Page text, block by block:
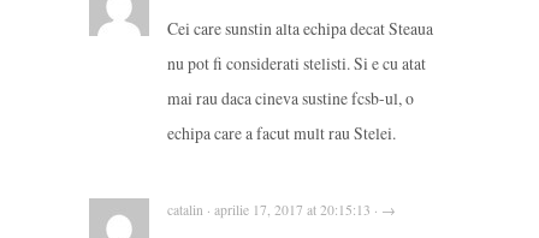
Cei care sunstin alta echipa decat Steaua
nu pot fi considerati stelisti. Si e cu atat
mai rau daca cineva sustine fcsb-ul, o
echipa care a facut mult rau Stelei.
catalin · aprilie 17, 2017 at 20:15:13 · →